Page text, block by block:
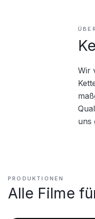
Wir
uns
PRODUKTIONEN
Alle Filme